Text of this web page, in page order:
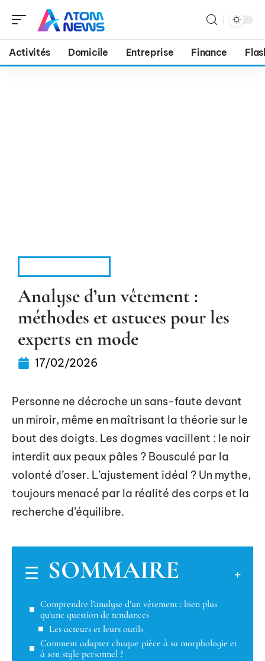
Activités Domicile Entreprise Finance
Analyse d’un vêtement :
méthodes et astuces pour les
experts en mode
17/02/2026
Personne ne décroche un sans-faute devant
un miroir, même en maîtrisant la théorie sur le
bout des doigts. Les dogmes vacillent : le noir
interdit aux peaux pâles ? Bousculé par la
volonté d’oser. L’ajustement idéal ? Un mythe,
toujours menacé par la réalité des corps et la
recherche d’équilibre.
SOMMAIRE
Comprendre l’analyse d’un vêtement : bien plus
qu’une question de tendances
Les acteurs et leurs outils
Comment adapter chaque pièce à sa morphologie et
à son style personnel ?